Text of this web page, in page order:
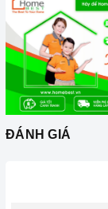
ĐÁNH GIÁ